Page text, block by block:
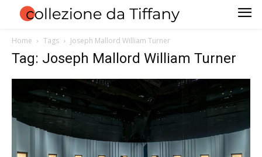
Home Tags Joseph Mallord William Turner
Tag: Joseph Mallord William Turner